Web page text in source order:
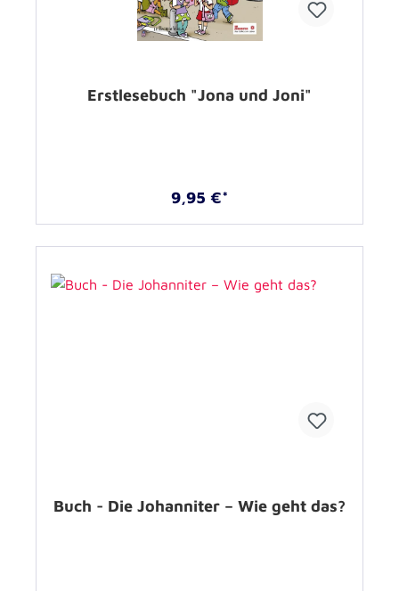
Erstlesebuch "Jona und Joni"
9,95 €*
Buch - Die Johanniter – Wie geht das?